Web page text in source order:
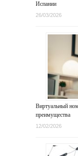
Испании
26/03/2026
Виртуальный
преимущества
12/02/2026